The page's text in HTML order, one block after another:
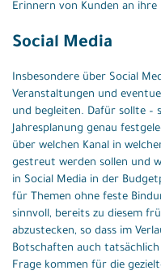
Erinnern von Kunden an
Social Media
Insbesondere über Social
Veranstaltungen und
und begleiten. Dafür sollte –
Jahresplanung genau
über welchen Kanal in
gestreut werden sollen und
in Social Media in der
für Themen ohne feste
sinnvoll, bereits zu diesem
abzustecken, so dass im
Botschaften auch
Frage kommen für die